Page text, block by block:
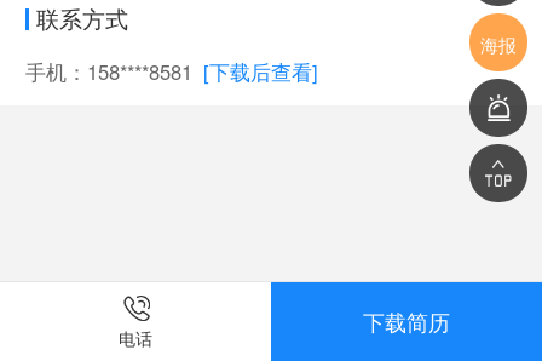
联系方式
手机：158****8581 [下载后查看]
电话
下载简历
海报